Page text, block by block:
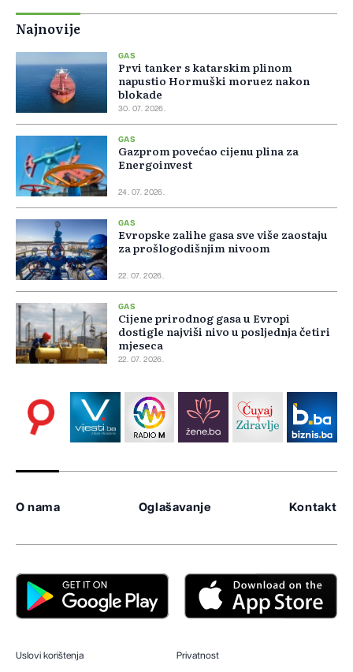
Najnovije
GAS
Prvi tanker s katarskim plinom
napustio Hormuški moruez nakon
blokade
30. 07. 2026.
GAS
Gazprom povećao cijenu plina za
Energoinvest
24. 07. 2026.
GAS
Evropske zalihe gasa sve više zaostaju
za prošlogodišnjim nivoom
22. 07. 2026.
GAS
Cijene prirodnog gasa u Evropi
dostigle najviši nivo u posljednja četiri
mjeseca
22. 07. 2026.
O nama Oglašavanje Kontakt
Uslovi korištenja Privatnost